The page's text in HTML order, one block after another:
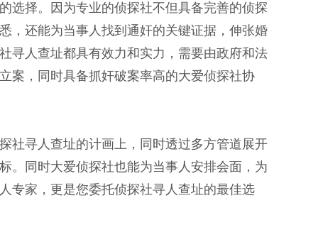
选择。因为专业的侦探社不但具备完善的侦探
，还能为当事人找到通奸的关键证据，伸张婚
寻人查址都具有效力和实力，需要由政府和法
案，同时具备抓奸破案率高的大爱侦探社协
社寻人查址的计画上，同时透过多方管道展开
。同时大爱侦探社也能为当事人安排会面，为
专家，更是您委托侦探社寻人查址的最佳选